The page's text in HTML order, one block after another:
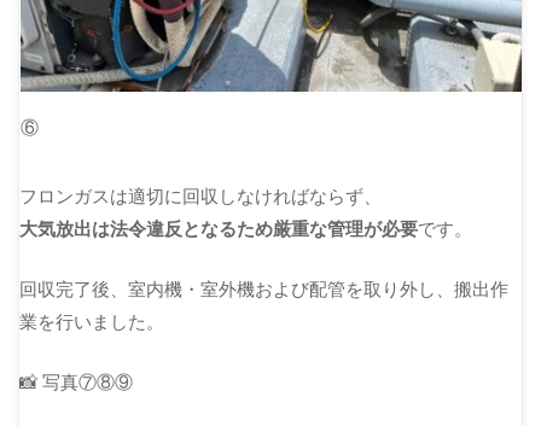
⑥
フロンガスは適切に回収しなければならず、
大気放出は法令違反となるため厳重な管理が必要です。
回収完了後、室内機・室外機および配管を取り外し、搬出作
業を行いました。
📸 写真⑦⑧⑨